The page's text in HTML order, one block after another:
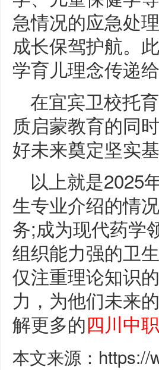
急情况的应急处
成长保驾护航。
学育儿理念传递
在宜宾卫校托
质启蒙教育的同
好未来奠定坚实基
以上就是2025
生专业介绍的情
务;成为现代药学
组织能力强的卫
仅注重理论知识
力，为他们未来
解更多的四川中
本文来源：https://